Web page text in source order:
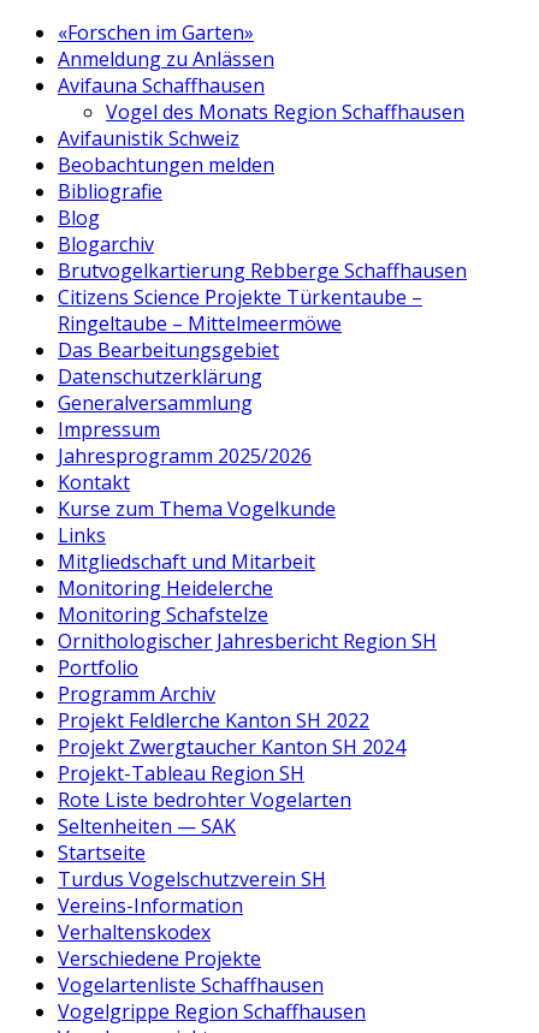
«Forschen im Garten»
Anmeldung zu Anlässen
Avifauna Schaffhausen
Vogel des Monats Region Schaffhausen
Avifaunistik Schweiz
Beobachtungen melden
Bibliografie
Blog
Blogarchiv
Brutvogelkartierung Rebberge Schaffhausen
Citizens Science Projekte Türkentaube –
Ringeltaube – Mittelmeermöwe
Das Bearbeitungsgebiet
Datenschutzerklärung
Generalversammlung
Impressum
Jahresprogramm 2025/2026
Kontakt
Kurse zum Thema Vogelkunde
Links
Mitgliedschaft und Mitarbeit
Monitoring Heidelerche
Monitoring Schafstelze
Ornithologischer Jahresbericht Region SH
Portfolio
Programm Archiv
Projekt Feldlerche Kanton SH 2022
Projekt Zwergtaucher Kanton SH 2024
Projekt-Tableau Region SH
Rote Liste bedrohter Vogelarten
Seltenheiten — SAK
Startseite
Turdus Vogelschutzverein SH
Vereins-Information
Verhaltenskodex
Verschiedene Projekte
Vogelartenliste Schaffhausen
Vogelgrippe Region Schaffhausen